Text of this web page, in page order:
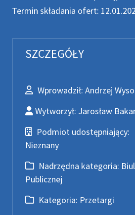
Termin składania ofert:
SZCZEGÓŁY
Wprowadził
Wprowadził: Andrzej
Wytworzył
Wytworzył: Jarosław
Podmiot udostępniający
Podmiot udostępniający:
Nieznany
Nadrzędna kategoria
Nadrzędna kategoria:
Publicznej
Kategoria
Kategoria: Przetargi